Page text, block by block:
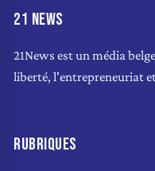
21 NEWS
21News est un média
liberté, l'entrepreneuriat
RUBRIQUES